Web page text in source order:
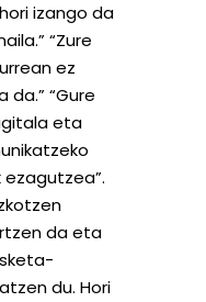
izango da
“Zure
ez
“Gure
eta
da eta
du. Hori